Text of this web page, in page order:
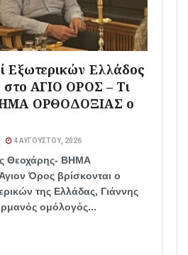
Εξωτερικών Ελλάδος
στο ΑΓΙΟ ΟΡΟΣ – Τι
ΟΡΘΟΔΟΞΙΑΣ ο
4 ΑΥΓΟΎΣΤΟΥ, 2026
Θεοχάρης- ΒΗΜΑ
Όρος βρίσκονται ο
της Ελλάδας, Γιάννης
ομόλογός...